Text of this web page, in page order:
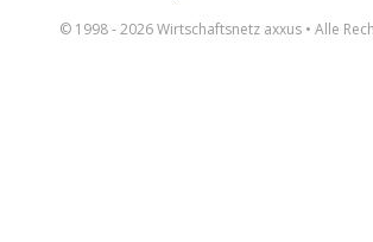
© 1998 - 2026 Wirtschaftsnetz axxus • Alle